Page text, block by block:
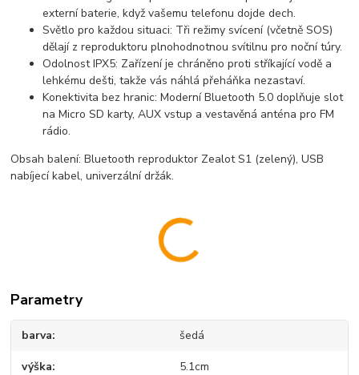
externí baterie, když vašemu telefonu dojde dech.
Světlo pro každou situaci: Tři režimy svícení (včetně SOS)
dělají z reproduktoru plnohodnotnou svítilnu pro noční túry.
Odolnost IPX5: Zařízení je chráněno proti stříkající vodě a
lehkému dešti, takže vás náhlá přeháňka nezastaví.
Konektivita bez hranic: ModerníBluetooth 5.0 doplňuje slot
na Micro SD karty, AUX vstup a vestavěná anténa proFM
rádio.
Obsah balení: Bluetooth reproduktor Zealot S1 (zelený), USB
nabíjecí kabel, univerzální držák.
Parametry
barva šedá
výška 5.1cm